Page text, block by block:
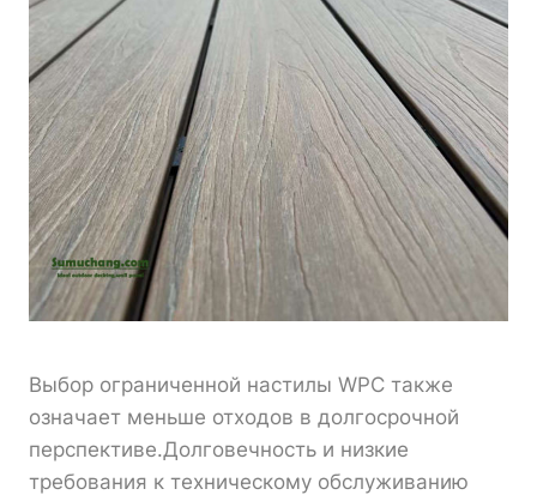
Выбор ограниченной настилы WPC также
означает меньше отходов в долгосрочной
перспективе.Долговечность и низкие
требования к техническому обслуживанию